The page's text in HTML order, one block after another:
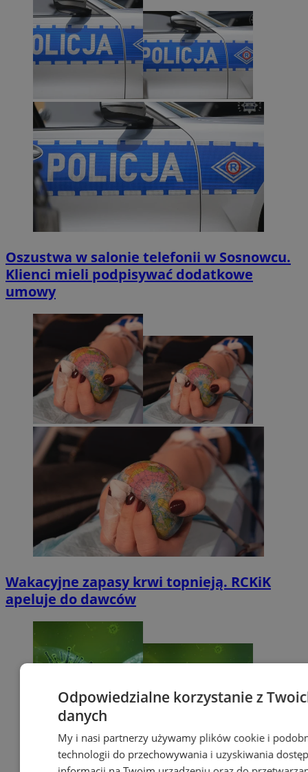
Oszustwa w salonie telefonii w Sosnowcu.
Klienci mieli podpisywać dodatkowe
umowy
Wakacyjne zapasy krwi topnieją. RCKiK
apeluje do dawców
Odpowiedzialne korzystanie z
danych
My i nasi partnerzy używamy plików cookie i
technologii do przechowywania i uzyskiwania